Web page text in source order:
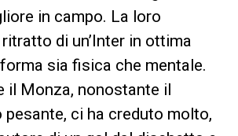
in campo. La loro
di un’Inter in ottima
sia fisica che mentale.
il Monza, nonostante il
ci ha creduto molto,